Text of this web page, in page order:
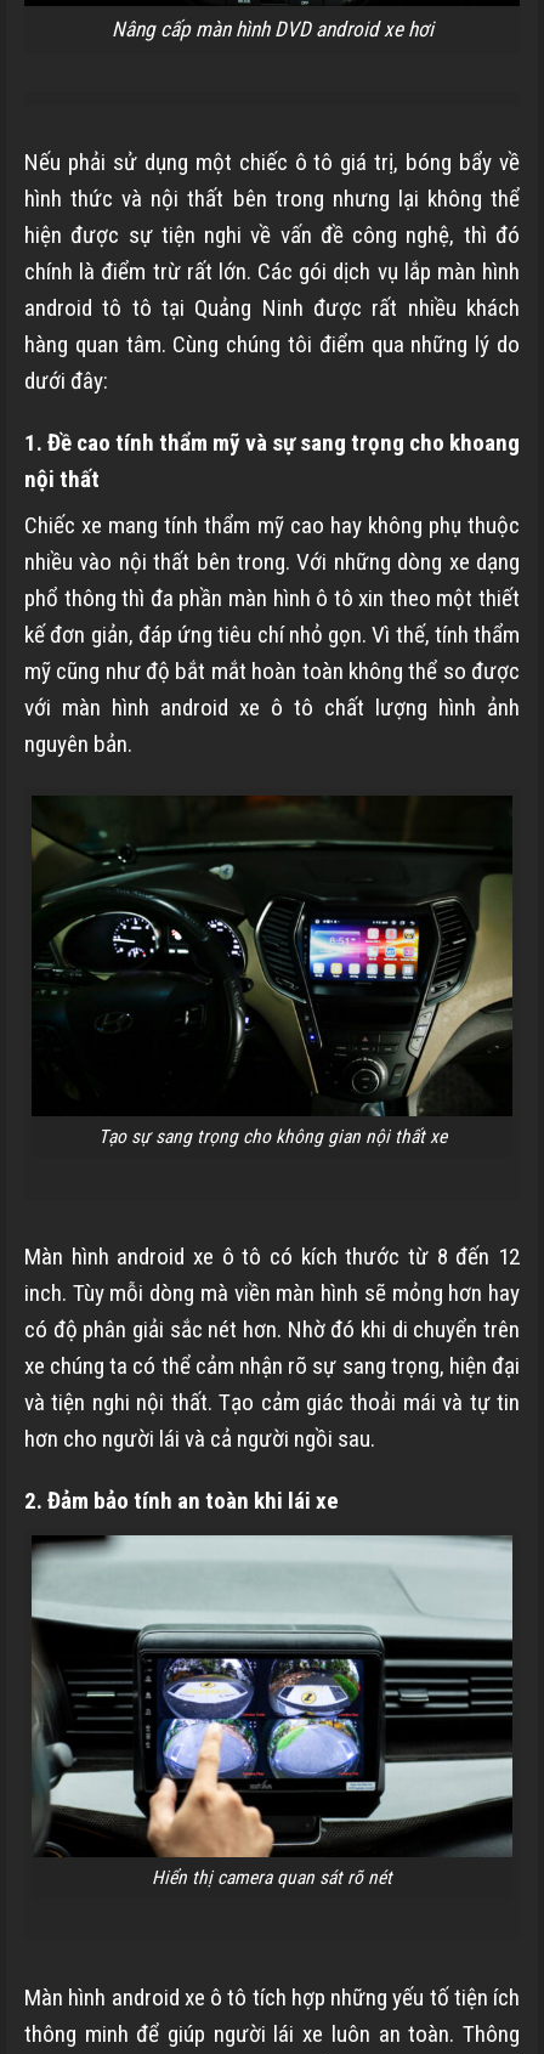
Nâng cấp màn hình DVD android xe hơi
Nếu phải sử dụng một chiếc ô tô giá trị, bóng bẩy về
hình thức và nội thất bên trong nhưng lại không thể
hiện được sự tiện nghi về vấn đề công nghệ, thì đó
chính là điểm trừ rất lớn. Các gói dịch vụ lắp màn hình
android tô tô tại Quảng Ninh được rất nhiều khách
hàng quan tâm. Cùng chúng tôi điểm qua những lý do
dưới đây:
1. Đề cao tính thẩm mỹ và sự sang trọng cho khoang
nội thất
Chiếc xe mang tính thẩm mỹ cao hay không phụ thuộc
nhiều vào nội thất bên trong. Với những dòng xe dạng
phổ thông thì đa phần màn hình ô tô xin theo một thiết
kế đơn giản, đáp ứng tiêu chí nhỏ gọn. Vì thế, tính thẩm
mỹ cũng như độ bắt mắt hoàn toàn không thể so được
với màn hình android xe ô tô chất lượng hình ảnh
nguyên bản.
Tạo sự sang trọng cho không gian nội thất xe
Màn hình android xe ô tô có kích thước từ 8 đến 12
inch. Tùy mỗi dòng mà viền màn hình sẽ mỏng hơn hay
có độ phân giải sắc nét hơn. Nhờ đó khi di chuyển trên
xe chúng ta có thể cảm nhận rõ sự sang trọng, hiện đại
và tiện nghi nội thất. Tạo cảm giác thoải mái và tự tin
hơn cho người lái và cả người ngồi sau.
2. Đảm bảo tính an toàn khi lái xe
Hiển thị camera quan sát rõ nét
Màn hình android xe ô tô tích hợp những yếu tố tiện ích
thông minh để giúp người lái xe luôn an toàn. Thông